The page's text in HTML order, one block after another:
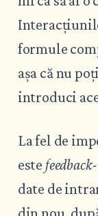
formule
așa că nu
introduci
La fel de
este
date de